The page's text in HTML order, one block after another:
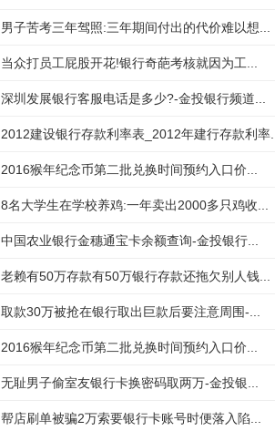
男子苦考三年驾照:三年期间付出的代价难以想...
当众打员工屁股开花!银行奇葩考核就因为工...
深圳发展银行客服电话是多少?-金投银行频道...
2012建设银行存款利率表_2012年建行存款利率...
2016猴年纪念币第二批兑换时间预约入口价...
8名大学生在学校养鸡:一年卖出2000多只鸡收...
中国农业银行金穗通宝卡余额查询-金投银行...
老赖有50万存款有50万银行存款还拖欠别人钱...
取款30万被抢在银行取出巨款后要注意周围-...
2016猴年纪念币第二批兑换时间预约入口价...
无耻男子偷室友银行卡换密码取两万-金投银...
帮店刷单被骗2万索要银行卡账号时便落入陷...